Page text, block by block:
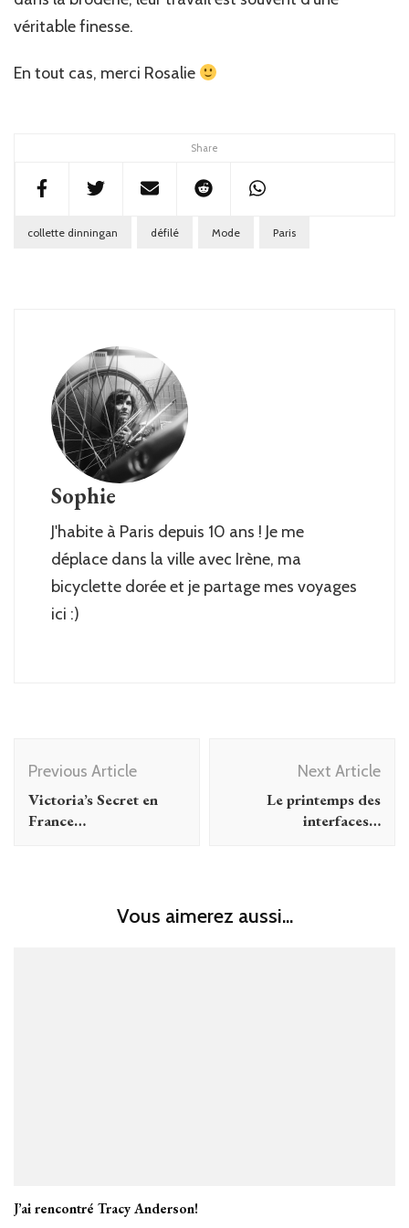
Share
véritable finesse.
En tout cas, merci Rosalie
collette dinningan défilé Mode Paris
Sophie
J'habite à Paris depuis 10 ans ! Je me
déplace dans la ville avec Irène, ma
bicyclette dorée et je partage mes voyages
ici :)
Navigation
Previous Article
Victoria’s Secret en
France…
Next Article
Le printemps des
interfaces…
Vous aimerez aussi...
J’ai rencontré Tracy Anderson!